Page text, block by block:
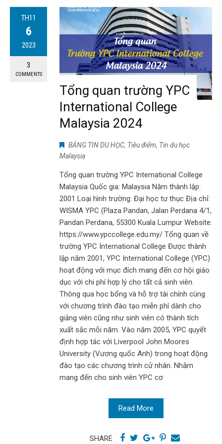
TH11
6
2023
3
COMMENTS
Tổng quan trường YPC
International College
Malaysia 2024
BẢNG TIN DU HỌC, Tiêu điểm, Tin du học
Malaysia
Tổng quan trường YPC International College
Malaysia Quốc gia: Malaysia Năm thành lập:
2001 Loại hình trường: Đại học tư thục Địa chỉ:
WISMA YPC (Plaza Pandan, Jalan Perdana 4/1,
Pandan Perdana, 55300 Kuala Lumpur Website:
https://www.ypccollege.edu.my/ Tổng quan về
trường YPC International College Được thành
lập năm 2001, YPC International College (YPC)
hoạt động với mục đích mang đến cơ hội giáo
dục với chi phí hợp lý cho tất cả sinh viên.
Thông qua học bổng và hỗ trợ tài chính cùng
với chương trình đào tạo miễn phí dành cho
giảng viên cũng như sinh viên có thành tích
xuất sắc mỗi năm. Vào năm 2005, YPC quyết
định hợp tác với Liverpool John Moores
University (Vương quốc Anh) trong hoạt động
đào tạo các chương trình cử nhân. Nhằm
mang đến cho sinh viên YPC cơ
Read More
SHARE